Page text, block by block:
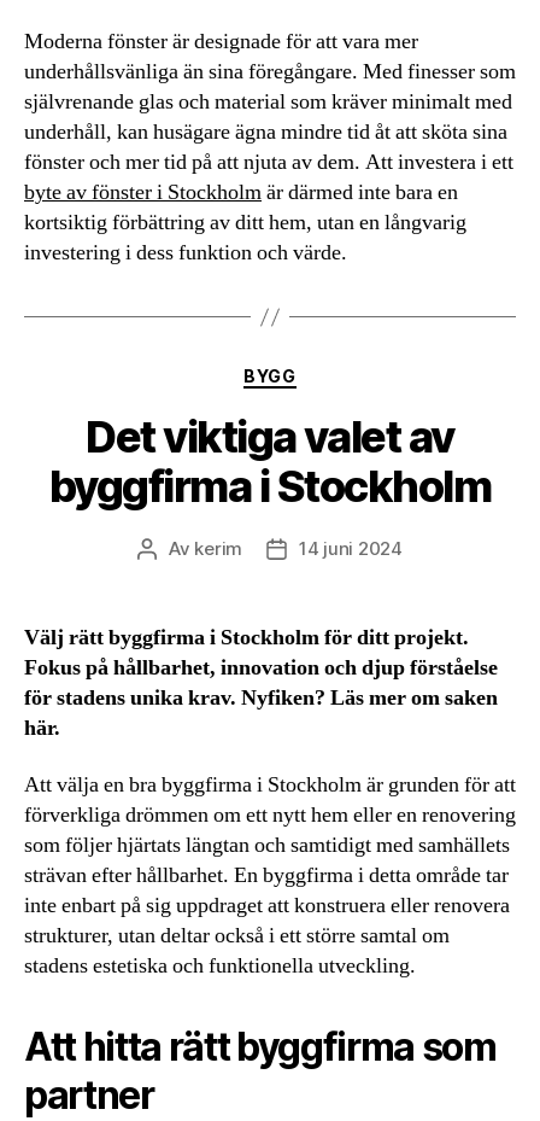
Moderna fönster är designade för att vara mer
underhållsvänliga än sina föregångare. Med finesser som
självrenande glas och material som kräver minimalt med
underhåll, kan husägare ägna mindre tid åt att sköta sina
fönster och mer tid på att njuta av dem. Att investera i ett
byte av fönster i Stockholmär därmed inte bara en
kortsiktig förbättring av ditt hem, utan en långvarig
investering i dess funktion och värde.
Kategorier
BYGG
Det viktiga valet av
byggfirma i Stockholm
Inläggsförfattare
Av kerim Inläggsdatum
14 juni 2024
Välj rätt byggfirma i Stockholm för ditt projekt.
Fokus på hållbarhet, innovation och djup förståelse
för stadens unika krav. Nyfiken? Läs mer om saken
här.
Att välja en bra byggfirma i Stockholm är grunden för att
förverkliga drömmen om ett nytt hem eller en renovering
som följer hjärtats längtan och samtidigt med samhällets
strävan efter hållbarhet. En byggfirma i detta område tar
inte enbart på sig uppdraget att konstruera eller renovera
strukturer, utan deltar också i ett större samtal om
stadens estetiska och funktionella utveckling.
Att hitta rätt byggfirma som
partner